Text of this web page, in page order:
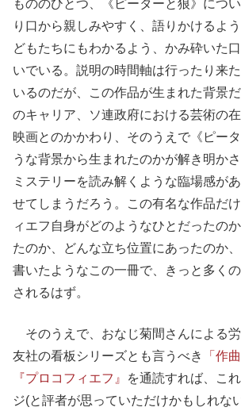
もののひとつ、《ピーターと狼》につ
り口から親しみやすく、語りかけるよ
どもたちにもわかるよう、かみ砕いた
いでいる。説明の時間軸は行ったり来
いるのだが、この作品が生まれた背景
のキャリア、ソ連政府における芸術の
映画とのかかわり、そのうえで《ピー
うな背景から生まれたのかが解き明か
ミステリーを読み解くような臨場感が
せてしまうだろう。この有名な作品だ
ィエフ自身がどのようなひとだったの
たのか、どんな立ち位置にあったのか
書いたようなこの一冊で、きっと多く
されるはず。
そのうえで、おなじ菊間さんによる
友社の看板シリーズとも言うべき
「作
『プロコフィエフ』
を通読すれば、こ
ジ(と評者が思っていただけかもしれな